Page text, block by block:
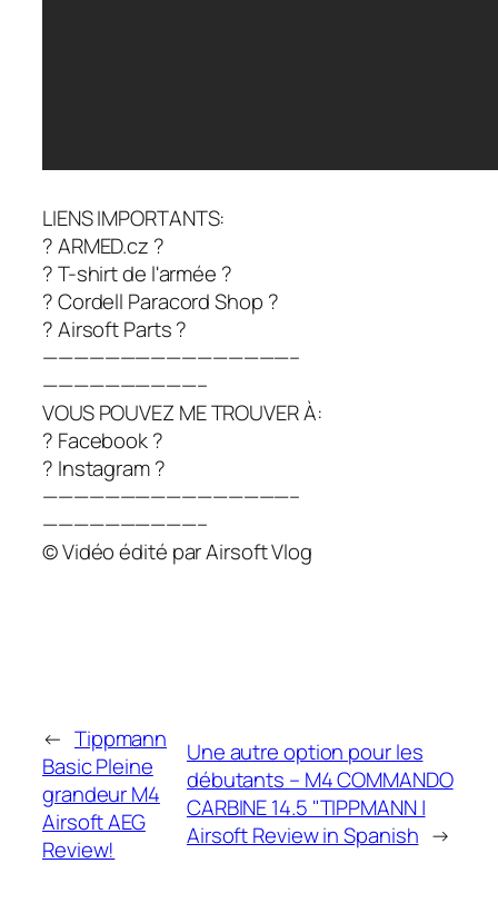
LIENS IMPORTANTS:
? ARMED.cz ?
? T-shirt de l'armée ?
? Cordell Paracord Shop ?
? Airsoft Parts ?
————————————————–
——————————–
VOUS POUVEZ ME TROUVER À:
? Facebook ?
? Instagram ?
————————————————–
——————————–
© Vidéo édité par Airsoft Vlog
← Tippmann
Basic Pleine
grandeur M4
Airsoft AEG
Review!
Une autre option pour les
débutants – M4 COMMANDO
CARBINE 14.5 "TIPPMANN |
Airsoft Review in Spanish →